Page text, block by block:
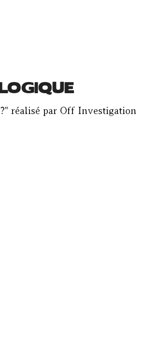
réalisé par Off Investigation